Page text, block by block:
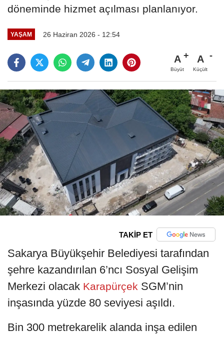
döneminde hizmet açılması planlanıyor.
YAŞAM 26 Haziran 2026 - 12:54
A
Büyüt
A
Küçült
TAKİP ET
Sakarya Büyükşehir Belediyesi tarafından
şehre kazandırılan 6’ncı Sosyal Gelişim
Merkezi olacak Karapürçek SGM’nin
inşasında yüzde 80 seviyesi aşıldı.
Bin 300 metrekarelik alanda inşa edilen